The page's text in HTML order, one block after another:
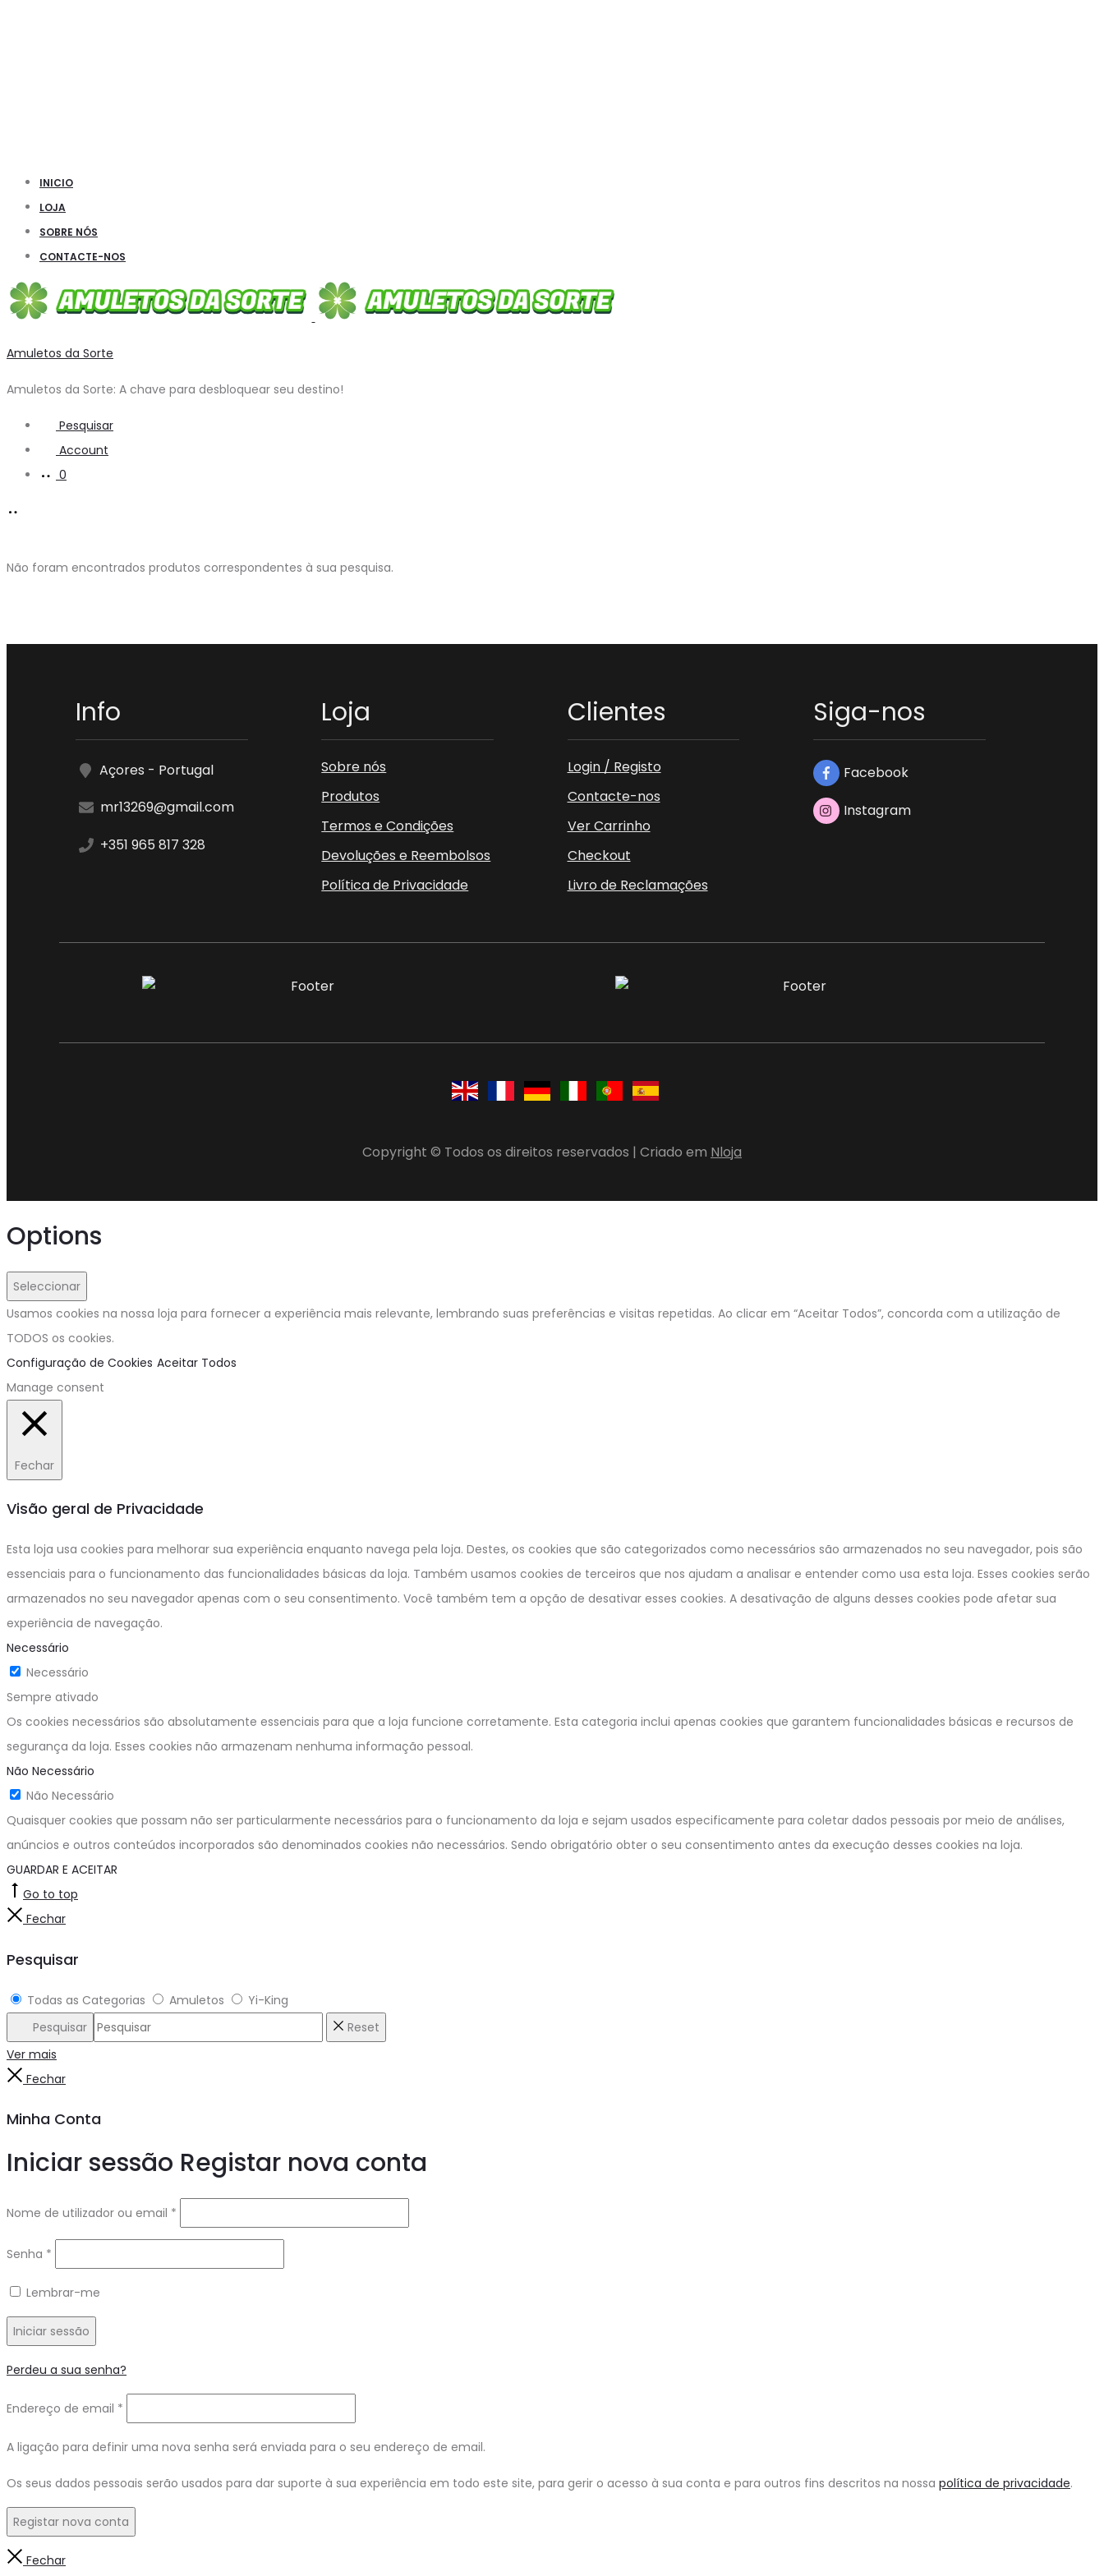
INICIO
LOJA
SOBRE NÓS
CONTACTE-NOS
Amuletos da Sorte
Amuletos da Sorte: A chave para desbloquear seu destino!
Pesquisar
Account
0
Não foram encontrados produtos correspondentes à sua pesquisa.
Info
Açores - Portugal
mr13269@gmail.com
+351 965 817 328
Loja
Sobre nós
Produtos
Termos e Condições
Devoluções e Reembolsos
Política de Privacidade
Clientes
Login / Registo
Contacte-nos
Ver Carrinho
Checkout
Livro de Reclamações
Siga-nos
Facebook
Instagram
Copyright © Todos os direitos reservados | Criado em Nloja
Options
Seleccionar
Usamos cookies na nossa loja para fornecer a experiência mais relevante, lembrando suas preferências e visitas repetidas. Ao clicar em “Aceitar Todos”, concorda com a utilização de
TODOS os cookies.
Configuração de Cookies Aceitar Todos
Manage consent
Fechar
Visão geral de Privacidade
Esta loja usa cookies para melhorar sua experiência enquanto navega pela loja. Destes, os cookies que são categorizados como necessários são armazenados no seu navegador, pois são
essenciais para o funcionamento das funcionalidades básicas da loja. Também usamos cookies de terceiros que nos ajudam a analisar e entender como usa esta loja. Esses cookies serão
armazenados no seu navegador apenas com o seu consentimento. Você também tem a opção de desativar esses cookies. A desativação de alguns desses cookies pode afetar sua
experiência de navegação.
Necessário
Necessário
Sempre ativado
Os cookies necessários são absolutamente essenciais para que a loja funcione corretamente. Esta categoria inclui apenas cookies que garantem funcionalidades básicas e recursos de
segurança da loja. Esses cookies não armazenam nenhuma informação pessoal.
Não Necessário
Não Necessário
Quaisquer cookies que possam não ser particularmente necessários para o funcionamento da loja e sejam usados especificamente para coletar dados pessoais por meio de análises,
anúncios e outros conteúdos incorporados são denominados cookies não necessários. Sendo obrigatório obter o seu consentimento antes da execução desses cookies na loja.
GUARDAR E ACEITAR
Go to top
Fechar
Pesquisar
Todas as Categorias Amuletos
Yi-King
Pesquisar
Reset
Ver mais
Fechar
Minha Conta
Iniciar sessão Registar nova conta
Nome de utilizador ou email *
Senha *
Lembrar-me
Iniciar sessão
Perdeu a sua senha?
Endereço de email *
A ligação para definir uma nova senha será enviada para o seu endereço de email.
Os seus dados pessoais serão usados para dar suporte à sua experiência em todo este site, para gerir o acesso à sua conta e para outros fins descritos na nossa política de privacidade.
Registar nova conta
Fechar